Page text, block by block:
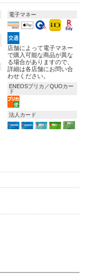
電子マネー
店舗によって電子マネー
で購入可能な商品が異な
る場合がありますので、
詳細は各店舗にお問い合
わせください。
ENEOSプリカ／QUOカー
ド
法人カード